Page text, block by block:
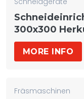
300x300
MORE INFO
Fräsmaschinen